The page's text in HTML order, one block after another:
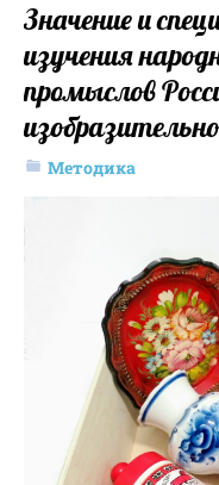
Значение и
изучения
промыслов
Методика